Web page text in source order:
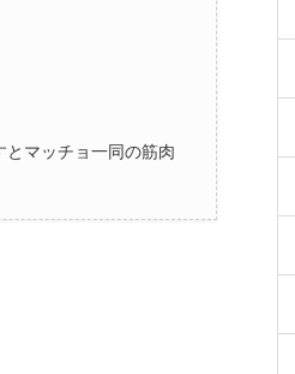
マッチョ一同の筋肉